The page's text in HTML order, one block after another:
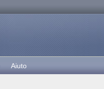
Aiuto